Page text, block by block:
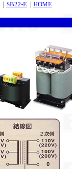
｜ SB22-E ｜ HOME